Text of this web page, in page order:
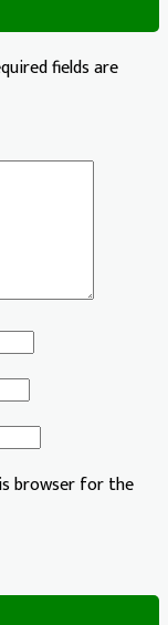
fields are
browser for the